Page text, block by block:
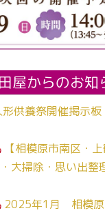
屋からのお知
形供養祭開催掲示
【相模原市南区・
大掃除・思い出整
2025年1月 相模原